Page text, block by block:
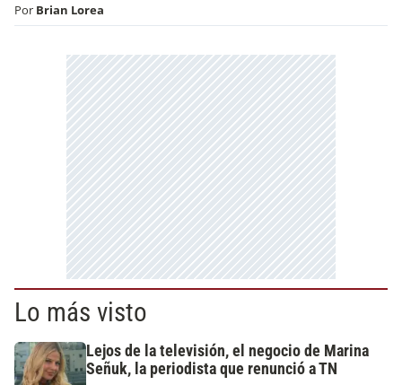
Por Brian Lorea
Lo más visto
Lejos de la televisión, el negocio de Marina
Señuk, la periodista que renunció a TN